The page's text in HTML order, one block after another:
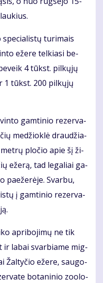
tu­ri­mais
eže­re tel­kia­si be­
4 tūkst. pil­kų­jų
1 tūkst. 200 pil­kų­jų
gam­ti­nio re­zer­va­
me­džiok­lė drau­džia­
plo­čio apie šį ži­
eže­rą, tad le­ga­liai ga­
pa­e­že­rė­je. Svar­bu,
į gam­ti­nio re­zer­va­
ap­ri­bo­ji­mų ne tik
ir la­bai svar­bia­me mig­
Žal­ty­čio eže­re, sau­go­
bo­ta­ni­nio zo­o­lo­